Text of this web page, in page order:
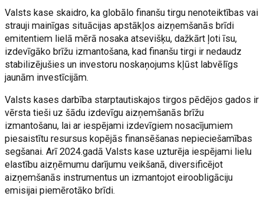
Valsts kase skaidro, ka globālo finanšu tirgu nenoteiktības vai
strauji mainīgas situācijas apstākļos aizņemšanās brīdi
emitentiem lielā mērā nosaka atsevišķu, dažkārt ļoti īsu,
izdevīgāko brīžu izmantošana, kad finanšu tirgi ir nedaudz
stabilizējušies un investoru noskaņojums kļūst labvēlīgs
jaunām investīcijām.
Valsts kases darbība starptautiskajos tirgos pēdējos gados ir
vērsta tieši uz šādu izdevīgu aizņemšanās brīžu
izmantošanu, lai ar iespējami izdevīgiem nosacījumiem
piesaistītu resursus kopējās finansēšanas nepieciešamības
segšanai. Arī 2024.gadā Valsts kase uzturēja iespējami lielu
elastību aizņēmumu darījumu veikšanā, diversificējot
aizņemšanās instrumentus un izmantojot eiroobligāciju
emisijai piemērotāko brīdi.